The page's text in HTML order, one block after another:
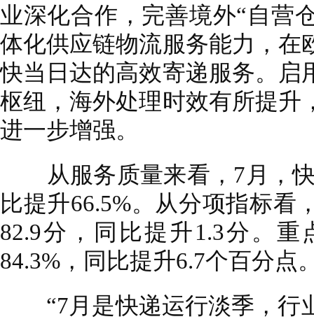
业深化合作，完善境外“自营
体化供应链物流服务能力，在
快当日达的高效寄递服务。启
枢纽，海外处理时效有所提升
进一步增强。
从服务质量来看，7月，快
比提升66.5%。从分项指标看
82.9分，同比提升1.3分。
84.3%，同比提升6.7个百分点
“7月是快递运行淡季，行